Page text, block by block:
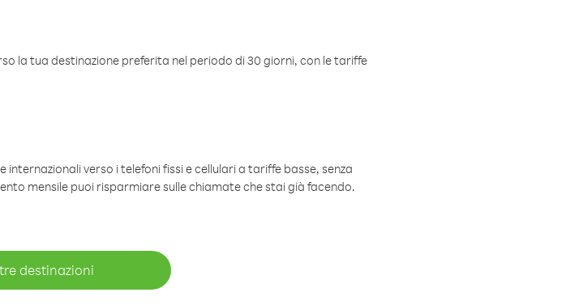
la tua destinazione preferita nel periodo di 30 giorni, con le tariffe
verso i telefoni fissi e cellulari a tariffe basse, senza
mensile puoi risparmiare sulle chiamate che stai già facendo.
destinazioni